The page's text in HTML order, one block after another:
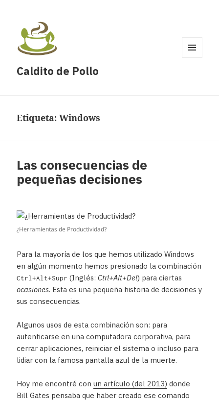
Caldito de Pollo
Etiqueta:Windows
Las consecuencias de
pequeñas decisiones
¿Herramientas de Productividad?
Para la mayoría de los que hemos utilizado Windows
en algún momento hemos presionado la combinación
Ctrl+Alt+Supr (Inglés:‌Ctrl+Alt+Del) para ciertas
ocasiones. Esta es una pequeña historia de decisiones y
sus consecuencias.
Algunos usos de esta combinación son: para
autenticarse en una computadora corporativa, para
cerrar aplicaciones, reiniciar el sistema o incluso para
lidiar con la famosa pantalla azul de la muerte.
Hoy me encontré conun artículo (del 2013) donde
Bill Gates pensaba que haber creado ese comando